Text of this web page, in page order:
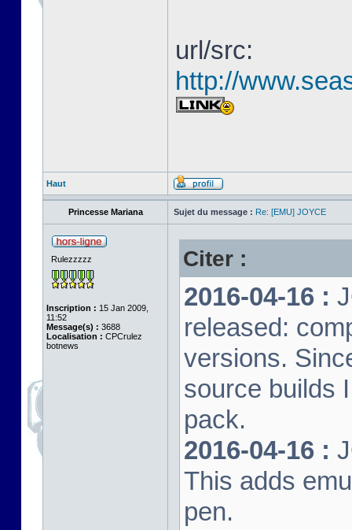
url/src:
http://
Haut
Princesse Mariana Sujet du message : Re: [EMU] JOYCE
Rulezzzzz
Inscription : 15 Jan 2009,
11:52
Message(s) : 3688
Localisation : CPCrulez
botnews
Citer :
2016-04-16 :
released:
versions.
source builds
pack.
2016-04-16 :
This adds
pen.